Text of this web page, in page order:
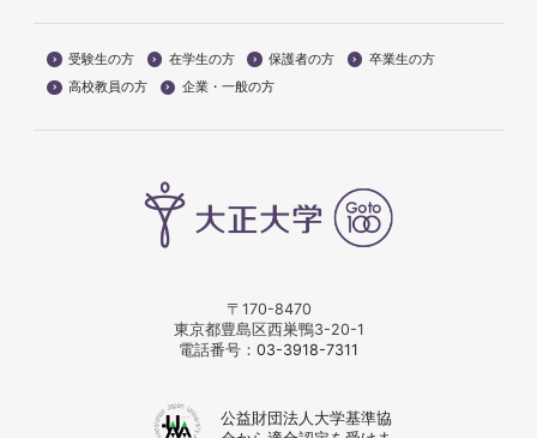
受験生の方 在学生の方 保護者の方
卒業生の方
高校教員の方
企業・一般の方
〒170-8470
東京都豊島区西巣鴨3-20-1
電話番号： 03-3918-7311
公益財団法人大学基準協